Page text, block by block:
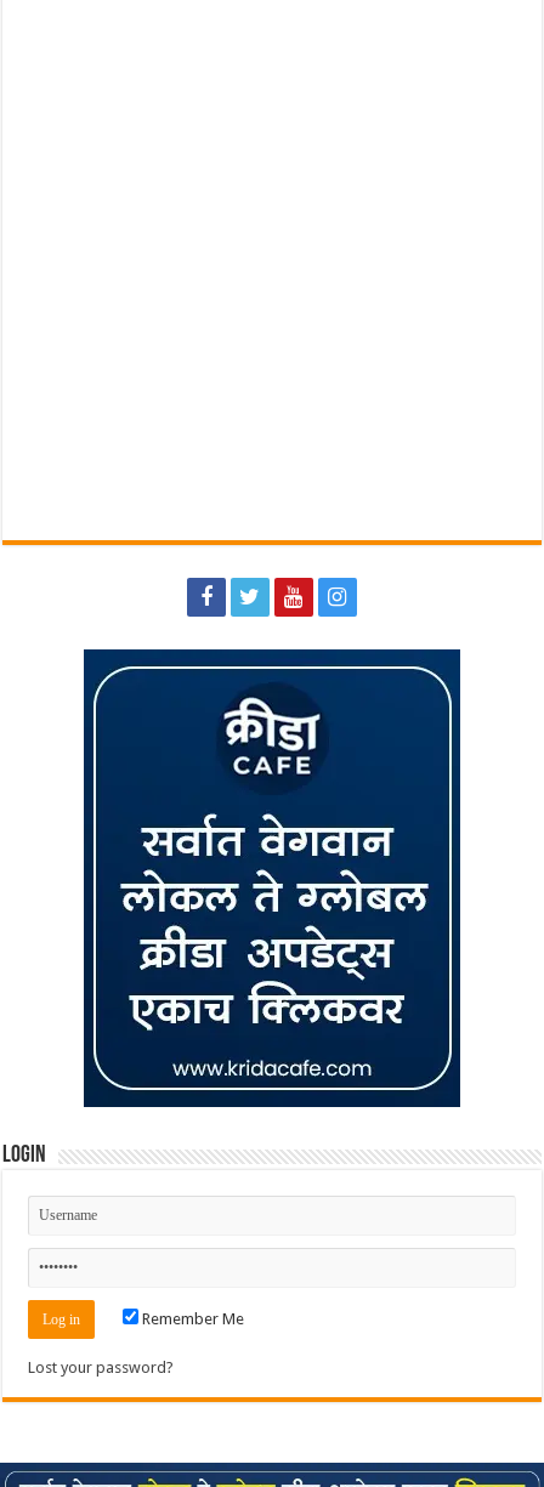
Login
Remember Me
Lost your password?